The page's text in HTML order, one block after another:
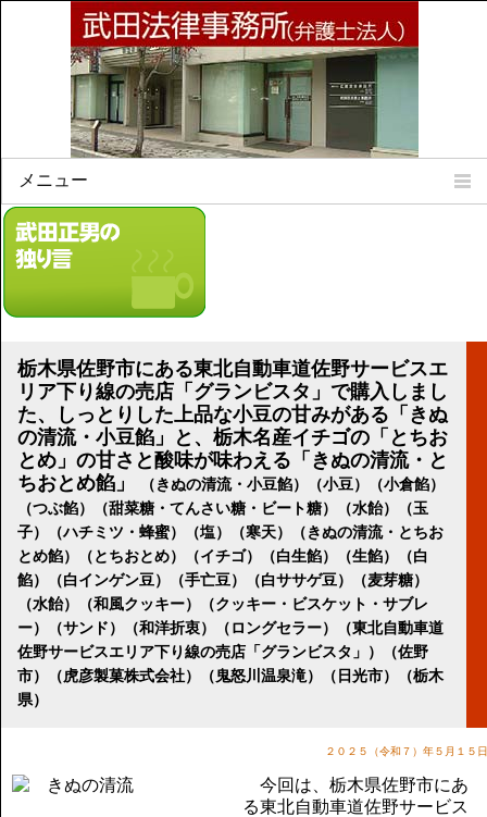
メニュー
Home
所属弁護士
法律相談案内
事務所所在地
リンク集
顧問契約について
講演のご案内
気をつけたい法律のポイント
武田正男の独り言
栃木県佐野市にある東北自動車道佐野サービスエ
リア下り線の売店「グランビスタ」で購入しまし
た、しっとりした上品な小豆の甘みがある「きぬ
の清流・小豆餡」と、栃木名産イチゴの「とちお
とめ」の甘さと酸味が味わえる「きぬの清流・と
ちおとめ餡」
（きぬの清流・小豆餡）（小豆）（小倉餡）
（つぶ餡）（甜菜糖・てんさい糖・ビート糖）（水飴）（玉
子）（ハチミツ・蜂蜜）（塩）（寒天）（きぬの清流・とちお
とめ餡）（とちおとめ）（イチゴ）（白生餡）（生餡）（白
餡）（白インゲン豆）（手亡豆）（白ササゲ豆）（麦芽糖）
（水飴）（和風クッキー）（クッキー・ビスケット・サブレ
ー）（サンド）（和洋折衷）（ロングセラー）（東北自動車道
佐野サービスエリア下り線の売店「グランビスタ」）（佐野
市）（虎彦製菓株式会社）（鬼怒川温泉滝）（日光市）（栃木
県）
２０２５（令和７）年５月１５日
今回は、栃木県佐野市にあ
る東北自動車道佐野サービス